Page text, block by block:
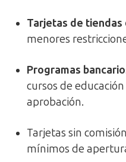
Tarjetas de
menores
Programas
cursos de
aprobación.
Tarjetas sin
mínimos de